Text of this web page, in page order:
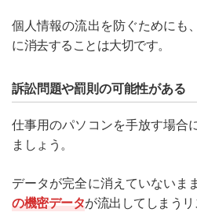
個人情報の流出を防ぐためにも
に消去することは大切です。
訴訟問題や罰則の可能性がある
仕事用のパソコンを手放す場合
ましょう。
データが完全に消えていないま
の機密データが流出してしまうリ